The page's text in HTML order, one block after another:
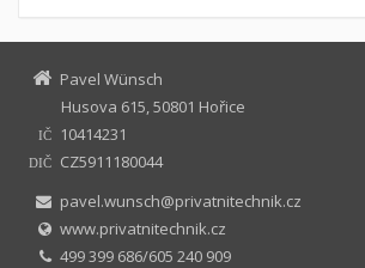
Pavel Wünsch
Husova 615, 50801 Hořice
IČ 10414231
DIČ
CZ5911180044
pavel.wunsch@privatnitechnik.cz
www.privatnitechnik.cz
499 399 686/605 240 909